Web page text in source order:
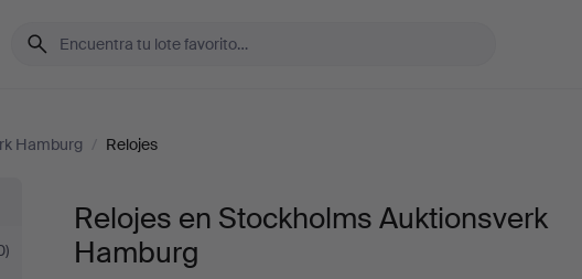
Hamburg / Relojes
Relojes en Stockholms Auktionsverk
Hamburg